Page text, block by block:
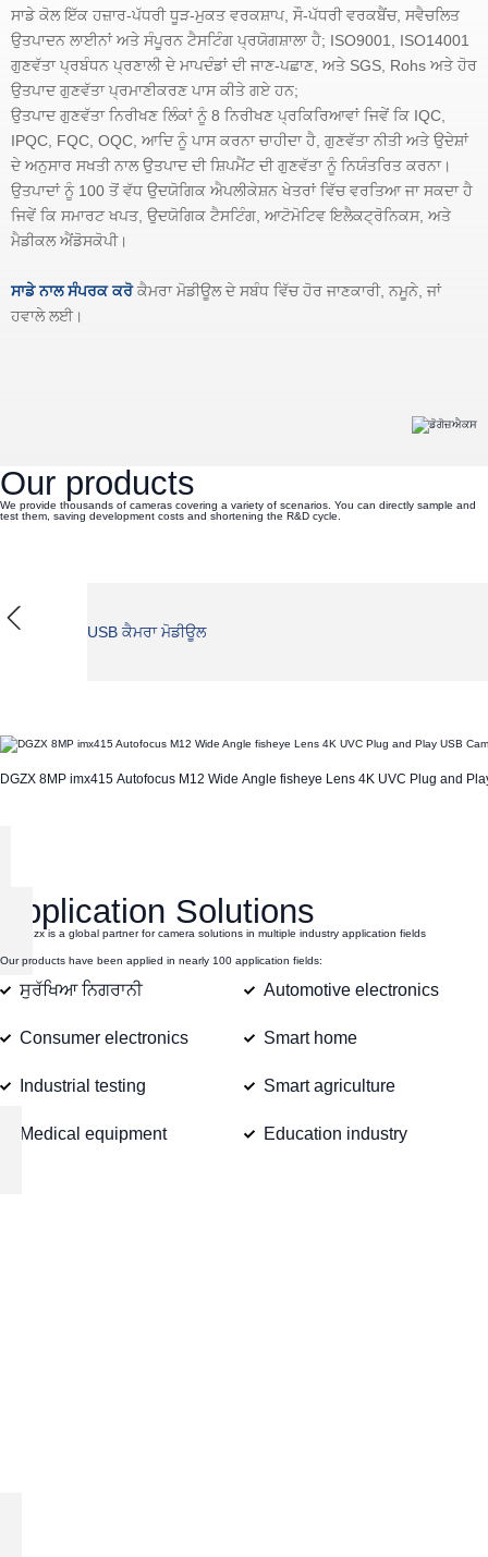
ਸਾਡੇ ਕੋਲ ਇੱਕ ਹਜ਼ਾਰ-ਪੱਧਰੀ ਧੂੜ-ਮੁਕਤ ਵਰਕਸ਼ਾਪ, ਸੌ-ਪੱਧਰੀ ਵਰਕਬੈਂਚ, ਸਵੈਚਲਿਤ
ਉਤਪਾਦਨ ਲਾਈਨਾਂ ਅਤੇ ਸੰਪੂਰਨ ਟੈਸਟਿੰਗ ਪ੍ਰਯੋਗਸ਼ਾਲਾ ਹੈ; ISO9001, ISO14001
ਗੁਣਵੱਤਾ ਪ੍ਰਬੰਧਨ ਪ੍ਰਣਾਲੀ ਦੇ ਮਾਪਦੰਡਾਂ ਦੀ ਜਾਣ-ਪਛਾਣ, ਅਤੇ SGS, Rohs ਅਤੇ ਹੋਰ
ਉਤਪਾਦ ਗੁਣਵੱਤਾ ਪ੍ਰਮਾਣੀਕਰਣ ਪਾਸ ਕੀਤੇ ਗਏ ਹਨ;
ਉਤਪਾਦ ਗੁਣਵੱਤਾ ਨਿਰੀਖਣ ਲਿੰਕਾਂ ਨੂੰ 8 ਨਿਰੀਖਣ ਪ੍ਰਕਿਰਿਆਵਾਂ ਜਿਵੇਂ ਕਿ IQC,
IPQC, FQC, OQC, ਆਦਿ ਨੂੰ ਪਾਸ ਕਰਨਾ ਚਾਹੀਦਾ ਹੈ, ਗੁਣਵੱਤਾ ਨੀਤੀ ਅਤੇ ਉਦੇਸ਼ਾਂ
ਦੇ ਅਨੁਸਾਰ ਸਖਤੀ ਨਾਲ ਉਤਪਾਦ ਦੀ ਸ਼ਿਪਮੈਂਟ ਦੀ ਗੁਣਵੱਤਾ ਨੂੰ ਨਿਯੰਤਰਿਤ ਕਰਨਾ।
ਉਤਪਾਦਾਂ ਨੂੰ 100 ਤੋਂ ਵੱਧ ਉਦਯੋਗਿਕ ਐਪਲੀਕੇਸ਼ਨ ਖੇਤਰਾਂ ਵਿੱਚ ਵਰਤਿਆ ਜਾ ਸਕਦਾ ਹੈ
ਜਿਵੇਂ ਕਿ ਸਮਾਰਟ ਖਪਤ, ਉਦਯੋਗਿਕ ਟੈਸਟਿੰਗ, ਆਟੋਮੋਟਿਵ ਇਲੈਕਟ੍ਰੋਨਿਕਸ, ਅਤੇ
ਮੈਡੀਕਲ ਐਂਡੋਸਕੋਪੀ।
ਸਾਡੇ ਨਾਲ ਸੰਪਰਕ ਕਰੋਕੈਮਰਾ ਮੋਡੀਊਲ ਦੇ ਸਬੰਧ ਵਿੱਚ ਹੋਰ ਜਾਣਕਾਰੀ, ਨਮੂਨੇ, ਜਾਂ
ਹਵਾਲੇ ਲਈ।
Our products
We provide thousands of cameras covering a variety of scenarios. You can directly sample and
test them, saving development costs and shortening the R&D cycle.
USB ਕੈਮਰਾ ਮੋਡੀਊਲ
DGZX 8MP imx415 Autofocus M12 Wide Angle fisheye Lens 4K UVC Plug and
Application Solutions
Dogoozx is a global partner for camera solutions in multiple industry application fields
Our products have been applied in nearly 100 application fields:
ਸੁਰੱਖਿਆ ਨਿਗਰਾਨੀ Automotive electronics
Consumer electronics Smart home
Industrial testing Smart agriculture
Medical equipment Education industry